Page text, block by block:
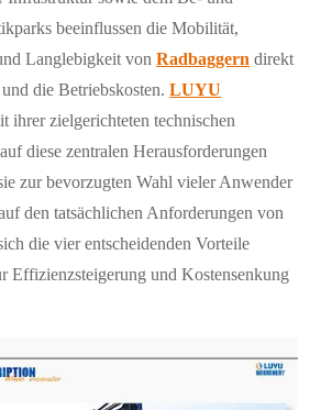
beeinflussen die Mobilität,
Langlebigkeit vonRadbaggern direkt
die Betriebskosten.LUYU
ihrer zielgerichteten technischen
diese zentralen Herausforderungen
zur bevorzugten Wahl vieler Anwender
den tatsächlichen Anforderungen von
die vier entscheidenden Vorteile
Effizienzsteigerung und Kostensenkung